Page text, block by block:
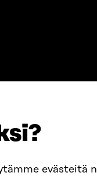
evästeitä
TELEPHONE